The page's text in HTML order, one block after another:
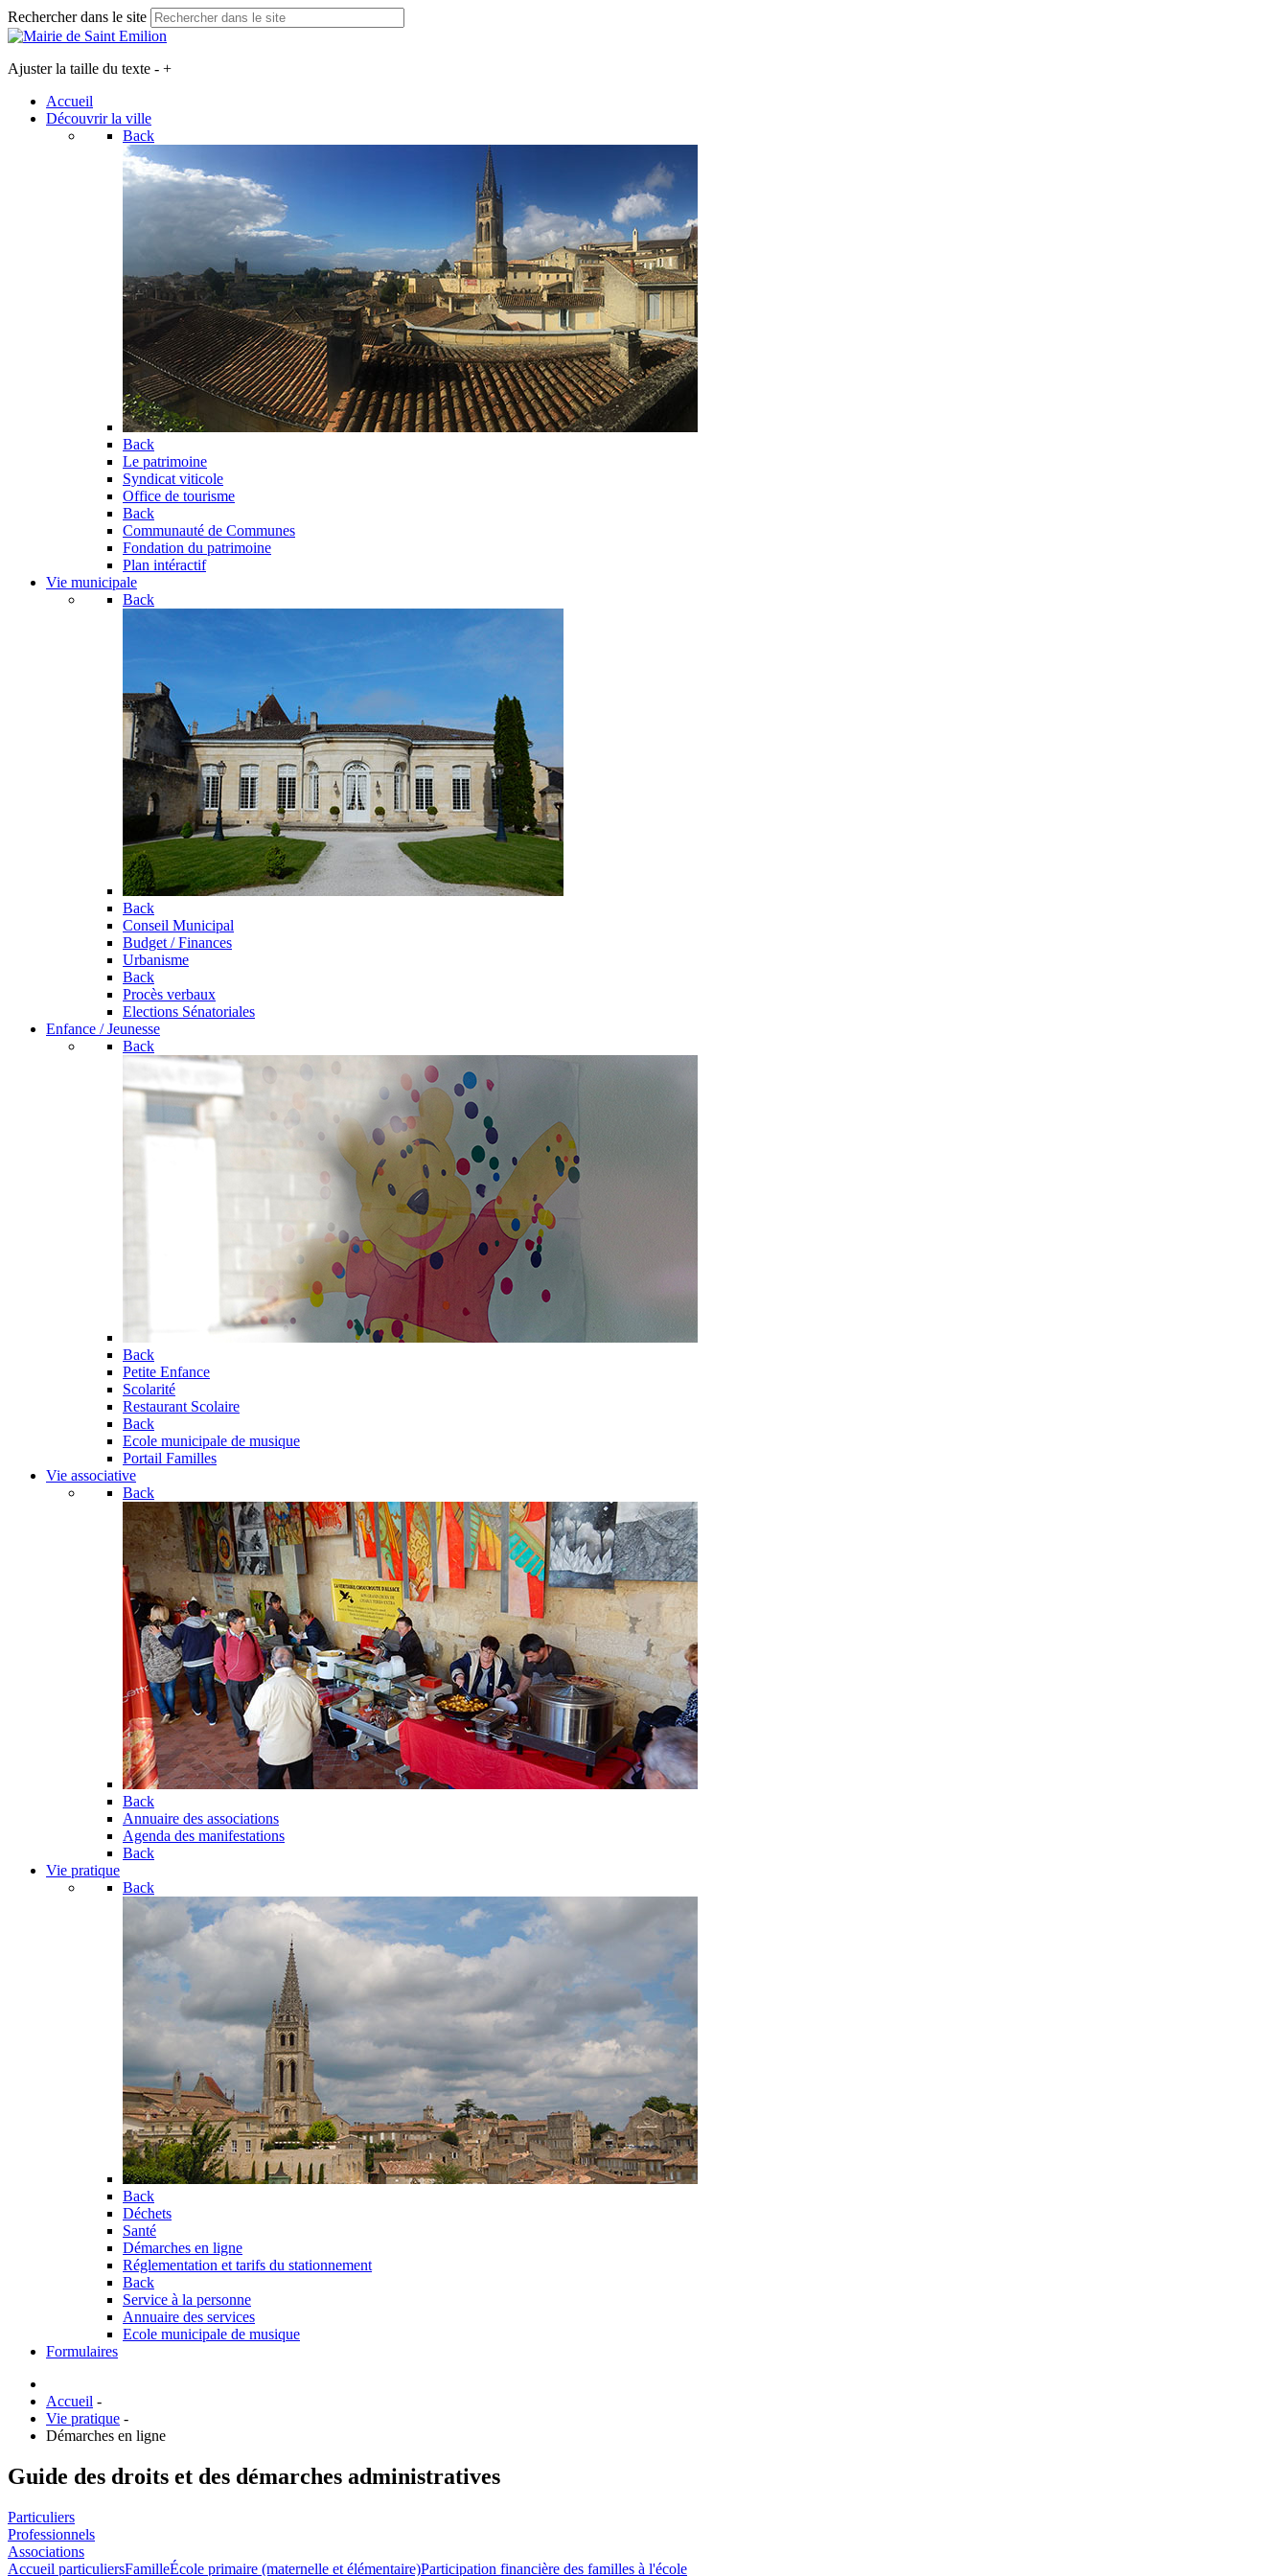
Rechercher dans le site
Ajuster la taille du texte - +
Accueil
Découvrir la ville
Back
Back
Le patrimoine
Syndicat viticole
Office de tourisme
Back
Communauté de Communes
Fondation du patrimoine
Plan intéractif
Vie municipale
Back
Back
Conseil Municipal
Budget / Finances
Urbanisme
Back
Procès verbaux
Elections Sénatoriales
Enfance / Jeunesse
Back
Back
Petite Enfance
Scolarité
Restaurant Scolaire
Back
Ecole municipale de musique
Portail Familles
Vie associative
Back
Back
Annuaire des associations
Agenda des manifestations
Back
Vie pratique
Back
Back
Déchets
Santé
Démarches en ligne
Réglementation et tarifs du stationnement
Back
Service à la personne
Annuaire des services
Ecole municipale de musique
Formulaires
Accueil -
Vie pratique -
Démarches en ligne
Guide des droits et des démarches administratives
Particuliers
Professionnels
Associations
Accueil particuliersFamilleÉcole primaire (maternelle et élémentaire)Participation financière des familles à l'école